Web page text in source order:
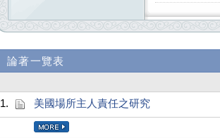
論著一覽表
1.
美國場所主人責任之研究